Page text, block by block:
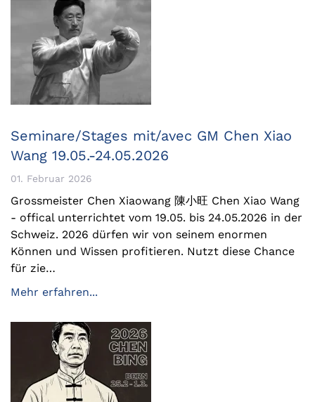
Seminare/Stages mit/avec GM Chen Xiao
Wang 19.05.-24.05.2026
01. Februar 2026
Grossmeister Chen Xiaowang 陳小旺 Chen Xiao Wang
- offical unterrichtet vom 19.05. bis 24.05.2026 in der
Schweiz. 2026 dürfen wir von seinem enormen
Können und Wissen profitieren. Nutzt diese Chance
für zie…
Mehr erfahren...